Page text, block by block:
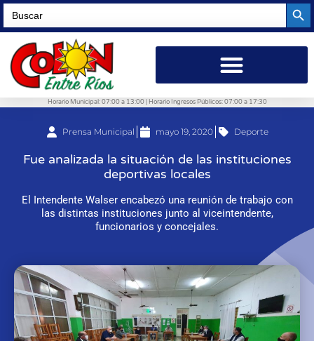
Search
for:
Horario Municipal: 07:00 a 13:00 | Horario Ingresos Públicos: 07:00 a 17:30
Prensa Municipal mayo 19, 2020 Deporte
Fue analizada la situación de las instituciones
deportivas locales
El Intendente Walser encabezó una reunión de trabajo con
las distintas instituciones junto al viceintendente,
funcionarios y concejales.